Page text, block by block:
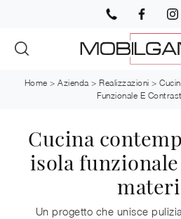
Home >Azienda >Realizzazioni >
Funzionale E
Cucina
isola
Un progetto che unisce